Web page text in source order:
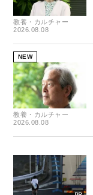
教養・カルチャー
2026.08.08
NEW
教養・カルチャー
2026.08.08